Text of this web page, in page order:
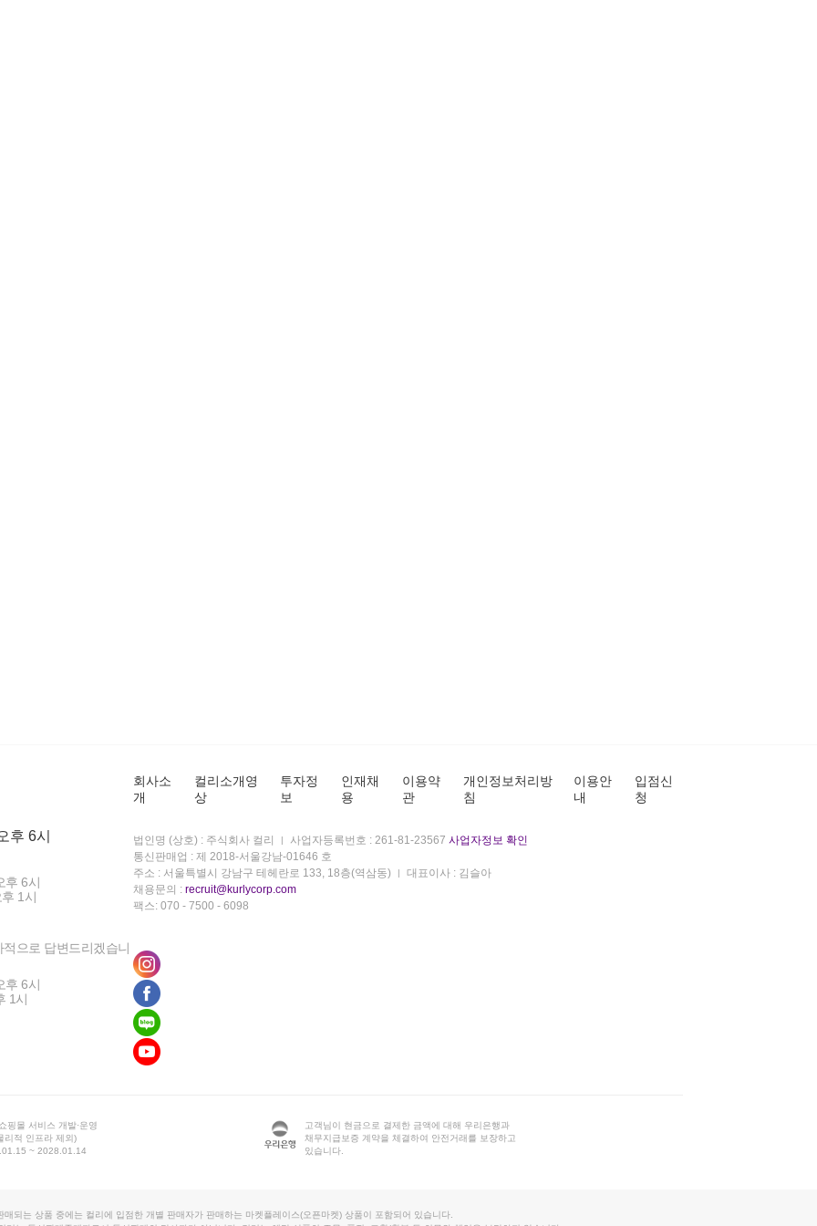
후 6시
후 6시
1시
으로 답변드리겠습니
후 6시
1시
회사소
개
컬리소개영
상
투자정
보
인재채
용
이용약
관
개인정보처리방
침
이용안
내
입점신
청
법인명 (상호) : 주식회사 컬리 사업자등록번호 : 261-81-23567 사업자정보 확인
통신판매업 : 제 2018-서울강남-01646 호
주소 : 서울특별시 강남구 테헤란로 133, 18층(역삼동)
대표이사 : 김슬아
채용문의 : recruit@kurlycorp.com
팩스: 070 - 7500 - 6098
핑몰 서비스 개발·운영
리적 인프라 제외)
~ 2028.01.14
고객님이 현금으로 결제한 금액에 대해 우리은행과
채무지급보증 계약을 체결하여 안전거래를 보장하고
있습니다.
매되는 상품 중에는 컬리에 입점한 개별 판매자가 판매하는 마켓플레이스(오픈마켓) 상품이 포함되어 있습니다.